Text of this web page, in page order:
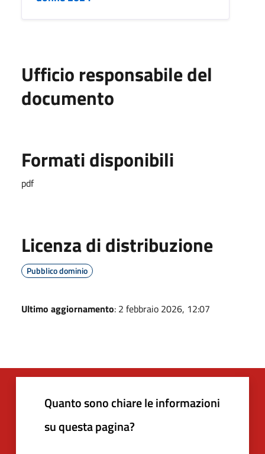
Ufficio responsabile del
documento
Formati disponibili
pdf
Licenza di distribuzione
Pubblico dominio
Ultimo aggiornamento: 2 febbraio 2026, 12:07
Quanto sono chiare le informazioni
su questa pagina?